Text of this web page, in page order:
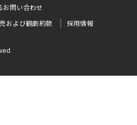
お問い合わせ
および観劇約款 採用情報